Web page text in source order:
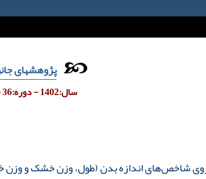
پژوهشهای
سال:1402 - دوره:36 - شماره:1
شاخص‌های اندازه بدن (طول، وزن خشک و وزن